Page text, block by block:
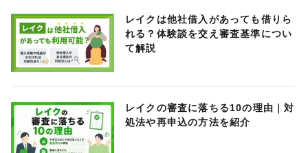
レイクは他社借入があっても借りら
れる？体験談を交え審査基準につい
て解説
レイクの審査に落ちる10の理由｜対
処法や再申込の方法を紹介